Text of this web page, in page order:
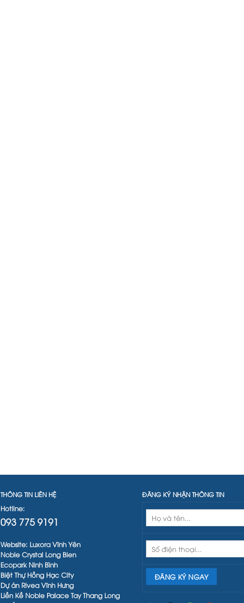
THÔNG TIN LIÊN HỆ
Hotline:
093 775 9191
Website: Luxora Vĩnh Yên
Noble Crystal Long Bien
Ecopark Ninh Bình
Biệt Thự Hồng Hạc City
Dự án Rivea Vĩnh Hưng
Liền Kề Noble Palace Tay Thang Long
ĐĂNG KÝ NHẬN THÔNG TIN